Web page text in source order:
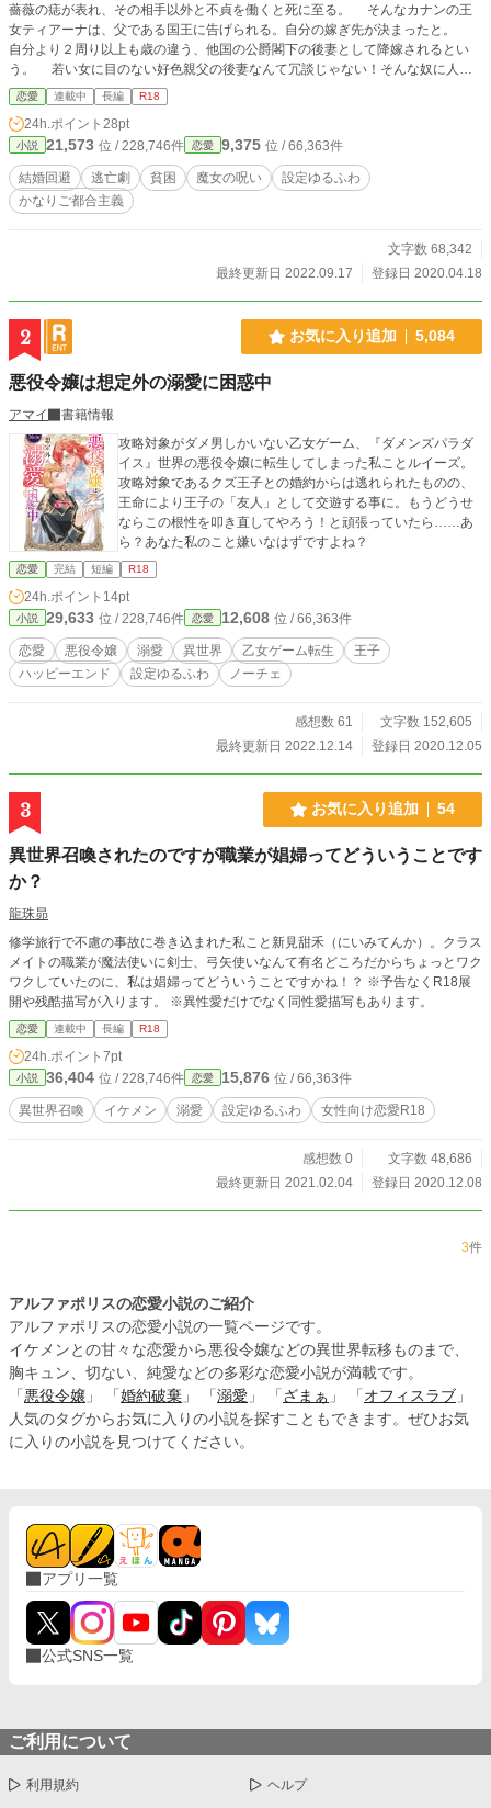
薔薇の痣が表れ、その相手以外と不貞を働くと死に至る。 そんなカナンの王
女ティアーナは、父である国王に告げられる。自分の嫁ぎ先が決まったと。
自分より２周り以上も歳の違う、他国の公爵閣下の後妻として降嫁されるとい
う。 若い女に目のない好色親父の後妻なんて冗談じゃない！そんな奴に人生
を捧げられるか！ 絶対に逃げ出してみせる！！ これは前世持ちの行動力
のある王女ティアーナと、それに付き添う侍女アイシャの逃亡劇。 そし
て王女ティアーナに笑顔で迫りながら妨害していく王子と、師弟関係になる侍女
アイシャに無自覚に惹かれていく堅物騎士団長の話。 ※ かなりのご都合主
義です。 設定ゆるゆるです。頭を空っぽにして読んでいただけると助かりま
す。 ※ 話が全然進まず、不定期の更新になります。 ※ R18描写が強い話に
は(※)が付きます。 ※ 後でタイトル、タグ等変わるかもしれません。その都度
恋愛 連載中 長編 R18
24h.ポイント 28pt
小説 21,573 位 / 228,746件 恋愛 9,375 位 / 66,363件
結婚回避 逃亡劇 貧困 魔女の呪い
設定ゆるふわ
かなりご都合主義
文字数 68,342
最終更新日 2022.09.17
登録日 2020.04.18
2 お気に入り追加 5,084
悪役令嬢は想定外の溺愛に困惑中
アマイ
書籍情報
攻略対象がダメ男しかいない乙女ゲーム、『ダメンズパラダ
イス』世界の悪役令嬢に転生してしまった私ことルイーズ。
攻略対象であるクズ王子との婚約からは逃れられたものの、
王命により王子の「友人」として交遊する事に。もうどうせ
ならこの根性を叩き直してやろう！と頑張っていたら……あ
ら？あなた私のこと嫌いなはずですよね？
恋愛 完結 短編 R18
24h.ポイント 14pt
小説 29,633 位 / 228,746件 恋愛 12,608 位 / 66,363件
恋愛 悪役令嬢 溺愛 異世界 乙女ゲーム転生
王子
ハッピーエンド
設定ゆるふわ ノーチェ
感想数 61
文字数 152,605
最終更新日 2022.12.14
登録日 2020.12.05
3 お気に入り追加 54
異世界召喚されたのですが職業が娼婦ってどういうことです
か？
龍珠昴
修学旅行で不慮の事故に巻き込まれた私こと新見甜禾（にいみてんか）。クラス
メイトの職業が魔法使いに剣士、弓矢使いなんて有名どころだからちょっとワク
ワクしていたのに、私は娼婦ってどういうことですかね！？ ※予告なくR18展
開や残酷描写が入ります。 ※異性愛だけでなく同性愛描写もあります。
恋愛 連載中 長編 R18
24h.ポイント 7pt
小説 36,404 位 / 228,746件 恋愛 15,876 位 / 66,363件
異世界召喚 イケメン 溺愛 設定ゆるふわ 女性向け恋愛R18
感想数 0
文字数 48,686
最終更新日 2021.02.04
登録日 2020.12.08
3件
アルファポリスの恋愛小説のご紹介
アルファポリスの恋愛小説の一覧ページです。
イケメンとの甘々な恋愛から悪役令嬢などの異世界転移ものまで、
胸キュン、切ない、純愛などの多彩な恋愛小説が満載です。
「 悪役令嬢 」 「 婚約破棄 」 「 溺愛 」 「 ざまぁ 」 「 オフィスラブ 」
人気のタグからお気に入りの小説を探すこともできます。ぜひお気
に入りの小説を見つけてください。
アプリ一覧
公式SNS一覧
ご利用について
利用規約 ヘルプ